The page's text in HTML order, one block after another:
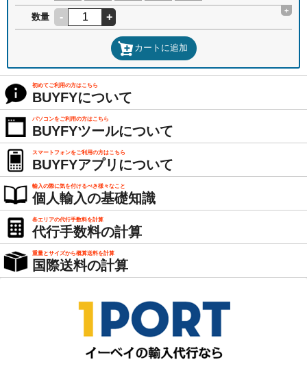
数量 - +
+
カートに追加
初めてご利用の方はこちら
BUYFYについて
パソコンをご利用の方はこちら
BUYFYツールについて
スマートフォンをご利用の方はこちら
BUYFYアプリについて
輸入の際に気を付けるべき様々なこと
個人輸入の基礎知識
各エリアの代行手数料を計算
代行手数料の計算
重量とサイズから概算送料を計算
国際送料の計算